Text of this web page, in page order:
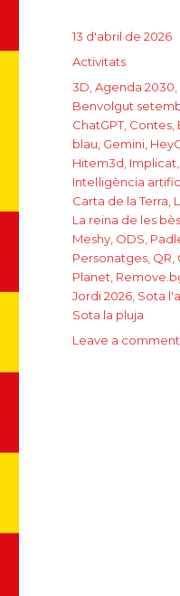
Posted
on
13 d'abril de 2026
Categories
Activitats
Tags
3D ,Agenda 2030
Benvolgut
ChatGPT, Contes
blau Gemini
Hitem3d Implicat
Intel·ligència
Carta de la Terra
La reina de les
Meshy ODS
Personatges QR
Planet
Jordi 2026 Sota
Sota la pluja
Leave a comment